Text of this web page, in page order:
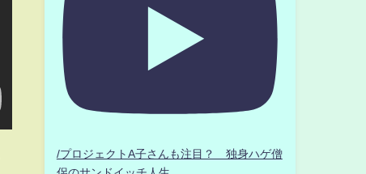
/プロジェクトA子さんも注目？ 独身ハゲ僧